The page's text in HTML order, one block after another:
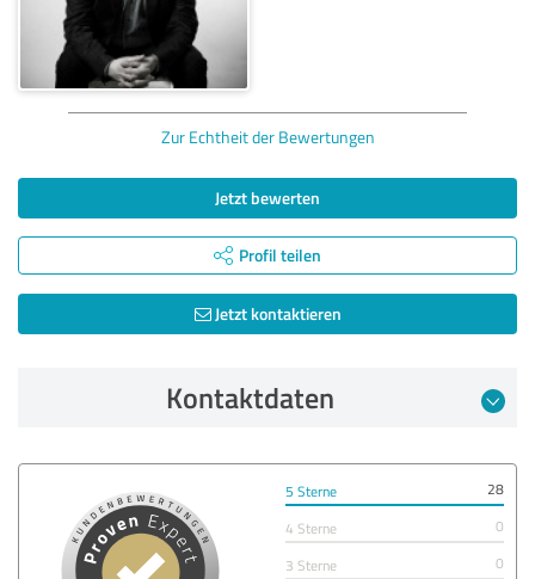
Zur Echtheit der Bewertungen
Jetzt bewerten
Profil teilen
Jetzt kontaktieren
Kontaktdaten
5 Sterne
28
4 Sterne
0
3 Sterne
0